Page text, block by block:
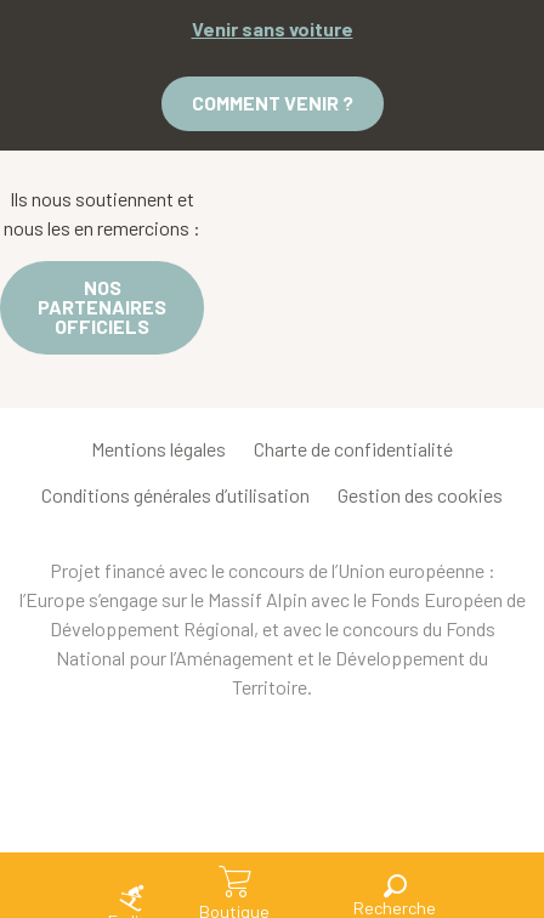
Boutique Recherche
Venir sans voiture
COMMENT VENIR ?
Ils nous soutiennent et
nous les en remercions :
NOS
PARTENAIRES
OFFICIELS
Mentions légales Charte de confidentialité
Conditions générales d’utilisation Gestion des cookies
Projet financé avec le concours de l’Union européenne :
l’Europe s’engage sur le Massif Alpin avec le Fonds Européen de
Développement Régional, et avec le concours du Fonds
National pour l’Aménagement et le Développement du
Territoire.